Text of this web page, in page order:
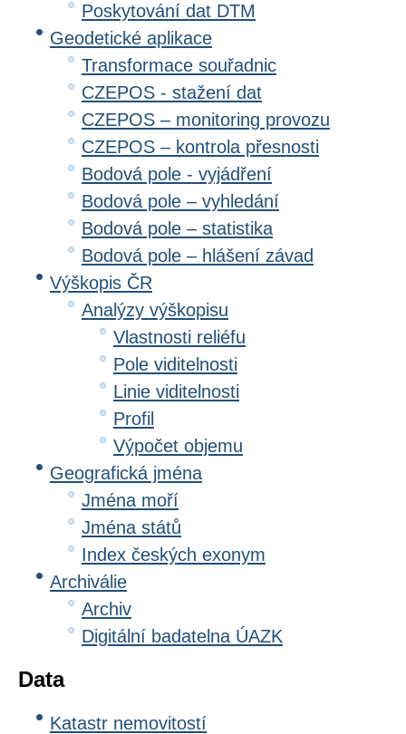
Poskytování dat DTM
Geodetické aplikace
Transformace souřadnic
CZEPOS - stažení dat
CZEPOS – monitoring provozu
CZEPOS – kontrola přesnosti
Bodová pole - vyjádření
Bodová pole – vyhledání
Bodová pole – statistika
Bodová pole – hlášení závad
Výškopis ČR
Analýzy výškopisu
Vlastnosti reliéfu
Pole viditelnosti
Linie viditelnosti
Profil
Výpočet objemu
Geografická jména
Jména moří
Jména států
Index českých exonym
Archiválie
Archiv
Digitální badatelna ÚAZK
Data
Katastr nemovitostí